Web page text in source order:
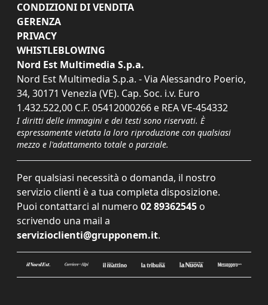
CONDIZIONI DI VENDITA
GERENZA
PRIVACY
WHISTLEBLOWING
Nord Est Multimedia S.p.a.
Nord Est Multimedia S.p.a. - Via Alessandro Poerio,
34, 30171 Venezia (VE). Cap. Soc. i.v. Euro
1.432.522,00 C.F. 05412000266 e REA VE-454332
I diritti delle immagini e dei testi sono riservati. È
espressamente vietata la loro riproduzione con qualsiasi
mezzo e l'adattamento totale o parziale.
Per qualsiasi necessità o domanda, il nostro
servizio clienti è a tua completa disposizione.
Puoi contattarci al numero 02 89362545 o
scrivendo una mail a
servizioclienti@grupponem.it.